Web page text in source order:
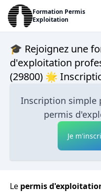
Formation Permis
Exploitation
🎓 Rejoignez une
d'exploitation
(29800) 🌟
Inscription simple
permis
Je
Le permis